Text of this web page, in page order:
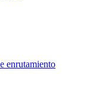
enrutamiento